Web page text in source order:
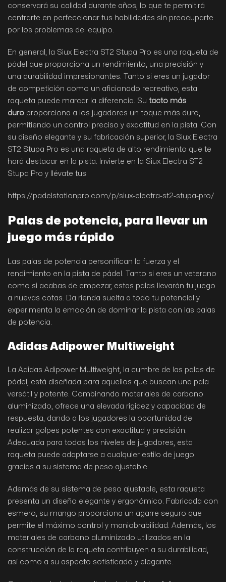
conservará su calidad durante años, lo que te permitirá
centrarte en perfeccionar tus habilidades sin preocuparte
por los problemas del equipo.
En general, la Siux Electra ST2 Stupa Pro es una raqueta de
pádel que proporciona un rendimiento, una precisión y
una durabilidad impresionantes. Tanto si eres un jugador
de competición como un aficionado recreativo, esta
raqueta puede marcar la diferencia. Su tacto más
duro proporciona a los jugadores un toque más duro,
permitiendo un control preciso y exactitud en la pista. Con
su diseño elegante y su fabricación superior, la Siux Electra
ST2 Stupa Pro es una raqueta de alto rendimiento que te
hará destacar en la pista. Invierte en la Siux Electra ST2
Stupa Pro y llévate tus
https://padelstationpro.com/p/siux-electra-st2-stupa-pro/
Palas de potencia, para llevar un
juego más rápido
Las palas de potencia personifican la fuerza y el
rendimiento en la pista de pádel. Tanto si eres un veterano
como si acabas de empezar, estas palas llevarán tu juego
a nuevas cotas. Da rienda suelta a todo tu potencial y
experimenta la emoción de dominar la pista con las palas
de potencia.
Adidas Adipower Multiweight
La Adidas Adipower Multiweight, la cumbre de las palas de
pádel, está diseñada para aquellos que buscan una pala
versátil y potente. Combinando materiales de carbono
aluminizado, ofrece una elevada rigidez y capacidad de
respuesta, dando a los jugadores la oportunidad de
realizar golpes potentes con exactitud y precisión.
Adecuada para todos los niveles de jugadores, esta
raqueta puede adaptarse a cualquier estilo de juego
gracias a su sistema de peso ajustable.
Además de su sistema de peso ajustable, esta raqueta
presenta un diseño elegante y ergonómico. Fabricada con
esmero, su mango proporciona un agarre seguro que
permite el máximo control y maniobrabilidad. Además, los
materiales de carbono aluminizado utilizados en la
construcción de la raqueta contribuyen a su durabilidad,
así como a su aspecto sofisticado y elegante.